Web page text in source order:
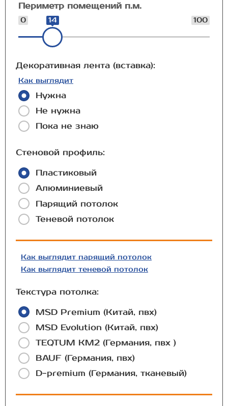
Периметр помещений п.м.
0 100
14
Декоративная лента (вставка):
Как выглядит
Нужна
Не нужна
Пока не знаю
Стеновой профиль:
Пластиковый
Алюминиевый
Парящий потолок
Теневой потолок
Как выглядит парящий потолок
Как выглядит теневой потолок
Текстура потолка:
MSD Premium (Китай, пвх)
MSD Evolution (Китай, пвх)
TEQTUM КМ2 (Германия, пвх )
BAUF (Германия, пвх)
D-premium (Германия, тканевый)